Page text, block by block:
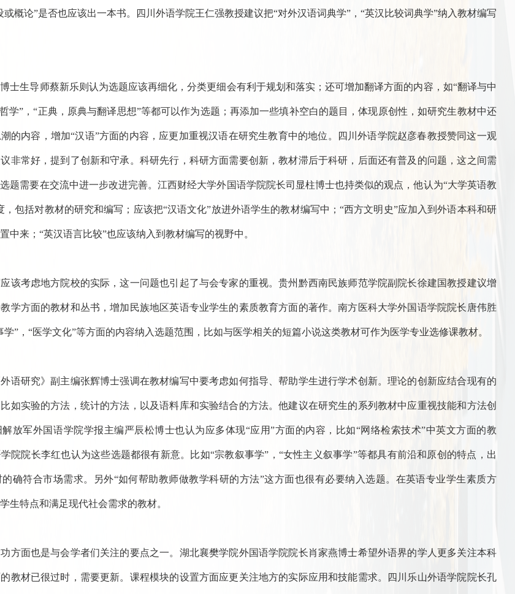
或概论”是否也应该出一本书。四川外语学院王仁强教授建议把“对外汉语词典学”，“英汉比较词典学”纳入教材编写
士生导师蔡新乐则认为选题应该再细化，分类更细会有利于规划和落实；还可增加翻译方面的内容，如“翻译与中
学”，“正典，原典与翻译思想”等都可以作为选题；再添加一些填补空白的题目，体现原创性，如研究生教材中还
的内容，增加“汉语”方面的内容，应更加重视汉语在研究生教育中的地位。四川外语学院赵彦春教授赞同这一观
非常好，提到了创新和守承。科研先行，科研方面需要创新，教材滞后于科研，后面还有普及的问题，这之间需
题需要在交流中进一步改进完善。江西财经大学外国语学院院长司显柱博士也持类似的观点，他认为“大学英语教
，包括对教材的研究和编写；应该把“汉语文化”放进外语学生的教材编写中；“西方文明史”应加入到外语本科和研
中来；“英汉语言比较”也应该纳入到教材编写的视野中。
该考虑地方院校的实际，这一问题也引起了与会专家的重视。贵州黔西南民族师范学院副院长徐建国教授建议增
学方面的教材和丛书，增加民族地区英语专业学生的素质教育方面的著作。南方医科大学外国语学院院长唐伟胜
学”，“医学文化”等方面的内容纳入选题范围，比如与医学相关的短篇小说这类教材可作为医学专业选修课教材。
语研究》副主编张辉博士强调在教材编写中要考虑如何指导、帮助学生进行学术创新。理论的创新应结合现有的
如实验的方法，统计的方法，以及语料库和实验结合的方法。他建议在研究生的系列教材中应重视技能和方法创
放军外国语学院学报主编严辰松博士也认为应多体现“应用”方面的内容，比如“网络检索技术”中英文方面的教
院院长李红也认为这些选题都很有新意。比如“宗教叙事学”，“女性主义叙事学”等都具有前沿和原创的特点，出
确符合市场需求。另外“如何帮助教师做教学科研的方法”这方面也很有必要纳入选题。在英语专业学生素质方
生特点和满足现代社会需求的教材。
方面也是与会学者们关注的要点之一。湖北襄樊学院外国语学院院长肖家燕博士希望外语界的学人更多关注本科
教材已很过时，需要更新。课程模块的设置方面应更关注地方的实际应用和技能需求。四川乐山外语学院院长孔